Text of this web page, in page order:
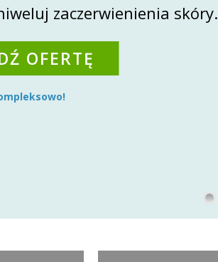
OFERTĘ
zaczerwienienia skóry.